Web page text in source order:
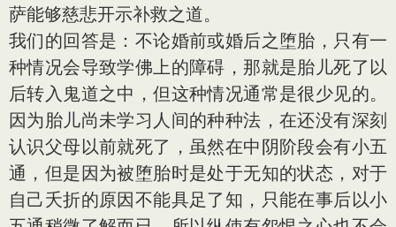
萨能够慈悲开示补救之道。
我们的回答是：不论婚前或婚后之堕胎，只有一
种情况会导致学佛上的障碍，那就是胎儿死了以
后转入鬼道之中，但这种情况通常是很少见的。
因为胎儿尚未学习人间的种种法，在还没有深刻
认识父母以前就死了，虽然在中阴阶段会有小五
通，但是因为被堕胎时是处于无知的状态，对于
自己夭折的原因不能具足了知，只能在事后以小